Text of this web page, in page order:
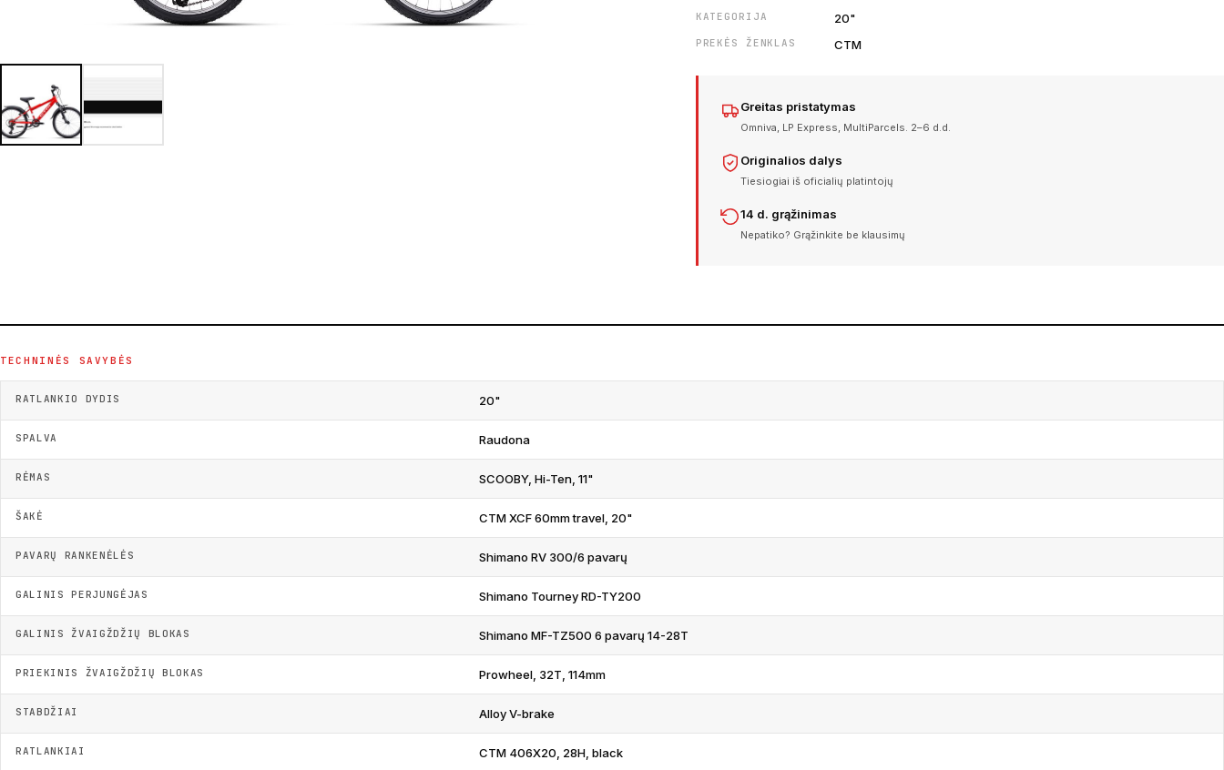
KATEGORIJA 20"
PREKĖS ŽENKLAS CTM
Greitas pristatymas
Omniva, LP Express, MultiParcels. 2–6 d.d.
Originalios dalys
Tiesiogiai iš oficialių platintojų
14 d. grąžinimas
Nepatiko? Grąžinkite be klausimų
TECHNINĖS SAVYBĖS
RATLANKIO DYDIS 20"
SPALVA Raudona
RĖMAS SCOOBY, Hi-Ten, 11"
ŠAKĖ CTM XCF 60mm travel, 20"
PAVARŲ RANKENĖLĖS Shimano RV 300/6 pavarų
GALINIS PERJUNGĖJAS Shimano Tourney RD-TY200
GALINIS ŽVAIGŽDŽIŲ BLOKAS Shimano MF-TZ500 6 pavarų 14-28T
PRIEKINIS ŽVAIGŽDŽIŲ BLOKAS Prowheel, 32T, 114mm
STABDŽIAI Alloy V-brake
RATLANKIAI CTM 406X20, 28H, black